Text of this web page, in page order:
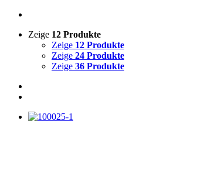
Zeige 12 Produkte
Zeige 12 Produkte
Zeige 24 Produkte
Zeige 36 Produkte